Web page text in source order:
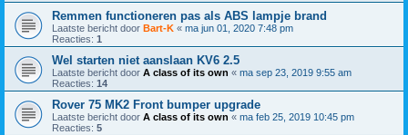
Remmen functioneren pas als ABS lampje brand
Laatste bericht door Bart-K « ma jun 01, 2020 7:48 pm
Reacties: 1
Wel starten niet aanslaan KV6 2.5
Laatste bericht door A class of its own « ma sep 23, 2019 9:55 am
Reacties: 14
Rover 75 MK2 Front bumper upgrade
Laatste bericht door A class of its own « ma feb 25, 2019 10:45 pm
Reacties: 5